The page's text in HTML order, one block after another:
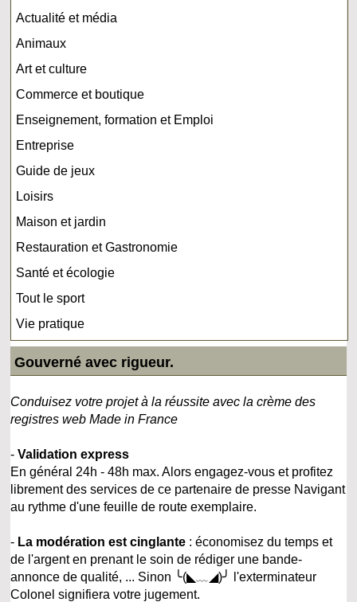
Actualité et média
Animaux
Art et culture
Commerce et boutique
Enseignement, formation et Emploi
Entreprise
Guide de jeux
Loisirs
Maison et jardin
Restauration et Gastronomie
Santé et écologie
Tout le sport
Vie pratique
Gouverné avec rigueur.
Conduisez votre projet à la réussite avec la crème des
registres web Made in France
-Validation express
En général 24h - 48h max. Alors engagez-vous et profitez
librement des services de ce partenaire de presse Navigant
au rythme d'une feuille de route exemplaire.
- La modération est cinglante : économisez du temps et
de l'argent en prenant le soin de rédiger une bande-
annonce de qualité, ... Sinon ╰(◣﹏◢)╯ l'exterminateur
Colonel signifiera votre jugement.